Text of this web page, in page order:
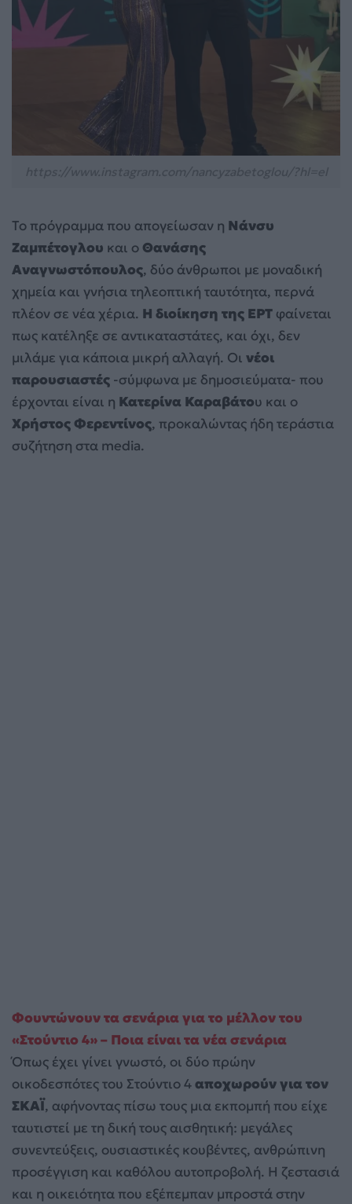
Το πρόγραμμα που απογείωσαν η Νάνσυ
Ζαμπέτογλου και ο Θανάσης
Αναγνωστόπουλος, δύο άνθρωποι με μοναδική
χημεία και γνήσια τηλεοπτική ταυτότητα, περνά
πλέον σε νέα χέρια. Η διοίκηση της ΕΡΤ φαίνεται
πως κατέληξε σε αντικαταστάτες, και όχι, δεν
μιλάμε για κάποια μικρή αλλαγή. Οι νέοι
παρουσιαστές -σύμφωνα με δημοσιεύματα- που
έρχονται είναι η Κατερίνα Καραβάτου και ο
Χρήστος Φερεντίνος, προκαλώντας ήδη τεράστια
συζήτηση στα media.
Φουντώνουν τα σενάρια για το μέλλον του
«Στούντιο 4» – Ποια είναι τα νέα σενάρια
Όπως έχει γίνει γνωστό, οι δύο πρώην
οικοδεσπότες του Στούντιο 4αποχωρούν για τον
ΣΚΑΪ, αφήνοντας πίσω τους μια εκπομπή που είχε
ταυτιστεί με τη δική τους αισθητική: μεγάλες
συνεντεύξεις, ουσιαστικές κουβέντες, ανθρώπινη
προσέγγιση και καθόλου αυτοπροβολή. Η ζεστασιά
και η οικειότητα που εξέπεμπαν μπροστά στην